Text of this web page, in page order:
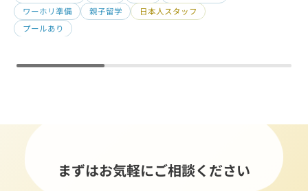
ワーホリ準備 親子留学
日本人スタッフ
プールあり
まずはお気軽にご相談ください